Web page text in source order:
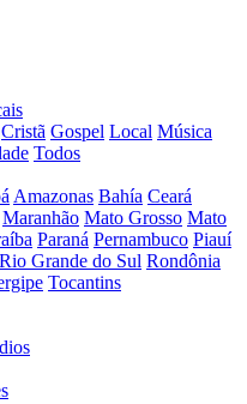
Cristã Gospel Local Música
Todos
Amazonas Bahía Ceará
Maranhão Mato Grosso Mato
Paraná Pernambuco Piauí
Rio Grande do Sul Rondônia
Tocantins